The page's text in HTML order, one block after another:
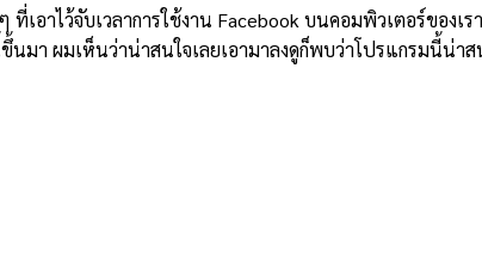
อาไว้จับเวลาการใช้งาน Facebook บนคอมพิวเตอร์ของเ
มา ผมเห็นว่าน่าสนใจเลยเอามาลงดูก็พบว่าโปรแกรมนี้น่าส